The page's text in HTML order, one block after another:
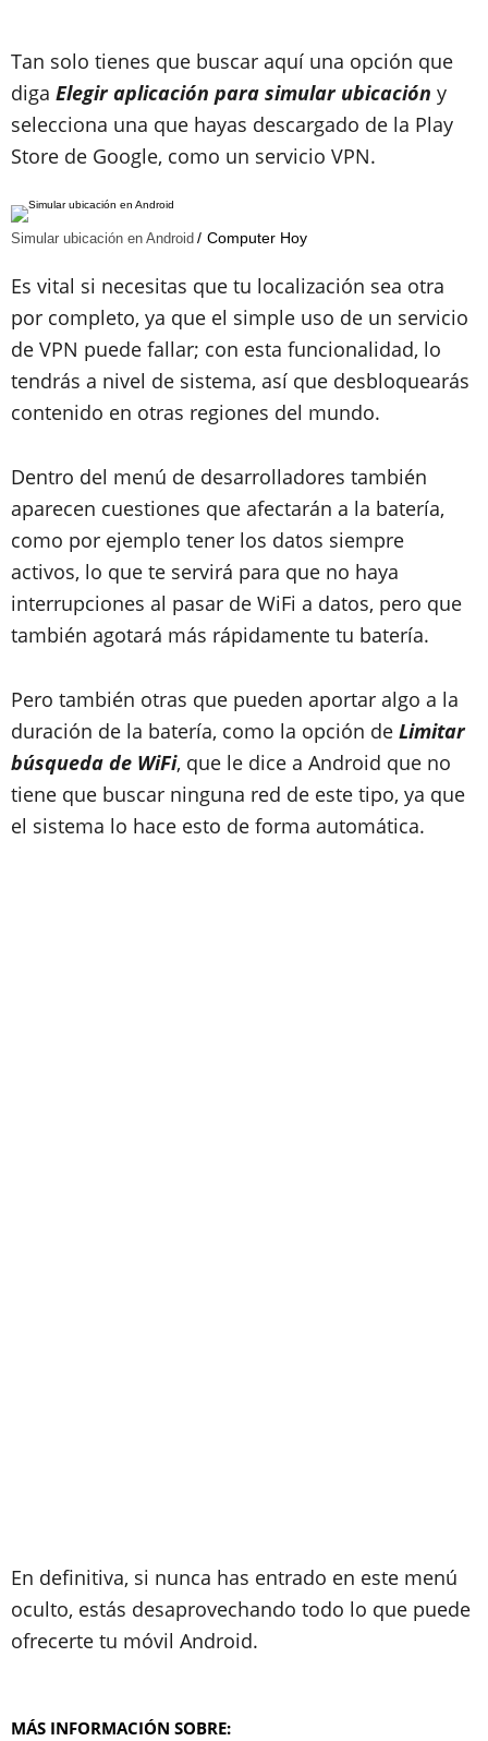
Tan solo tienes que buscar aquí una opción que
diga Elegir aplicación para simular ubicación y
selecciona una que hayas descargado de la Play
Store de Google, como un servicio VPN.
Simular ubicación en Android Computer Hoy
Es vital si necesitas que tu localización sea otra
por completo, ya que el simple uso de un servicio
de VPN puede fallar; con esta funcionalidad, lo
tendrás a nivel de sistema, así que desbloquearás
contenido en otras regiones del mundo.
Dentro del menú de desarrolladores también
aparecen cuestiones que afectarán a la batería,
como por ejemplo tener los datos siempre
activos, lo que te servirá para que no haya
interrupciones al pasar de WiFi a datos, pero que
también agotará más rápidamente tu batería.
Pero también otras que pueden aportar algo a la
duración de la batería, como la opción de Limitar
búsqueda de WiFi, que le dice a Android que no
tiene que buscar ninguna red de este tipo, ya que
el sistema lo hace esto de forma automática.
En definitiva, si nunca has entrado en este menú
oculto, estás desaprovechando todo lo que puede
ofrecerte tu móvil Android.
MÁS INFORMACIÓN SOBRE: